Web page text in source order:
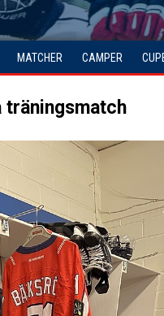
MATCHER CAMPER
träningsmatch